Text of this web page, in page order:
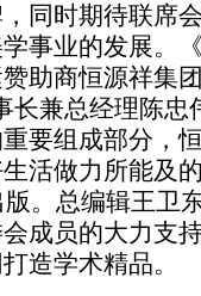
同时期待联席
事业的发展。
助商恒源祥集
长兼总经理陈
要组成部分，
活做力所能及
。总编辑王卫
成员的大力支
造学术精品。